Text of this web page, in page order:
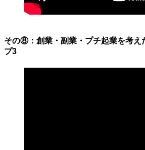
その⑧：創業・副業・プチ起業を考え
プ3